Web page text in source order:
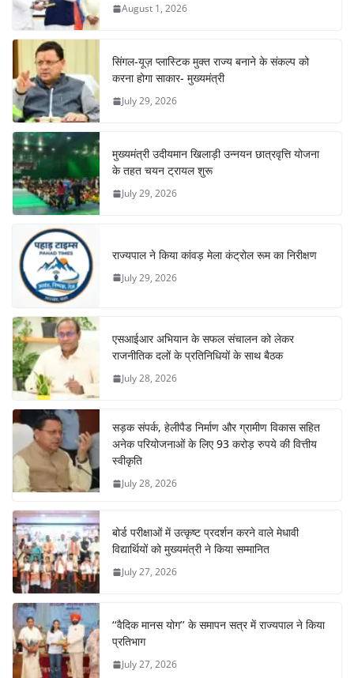
August 1, 2026
सिंगल-यूज़ प्लास्टिक मुक्त राज्य बनाने के संकल्प को
करना होगा साकार- मुख्यमंत्री
July 29, 2026
मुख्यमंत्री उदीयमान खिलाड़ी उन्नयन छात्रवृत्ति योजना
के तहत चयन ट्रायल शुरू
July 29, 2026
राज्यपाल ने किया कांवड़ मेला कंट्रोल रूम का निरीक्षण
July 29, 2026
एसआईआर अभियान के सफल संचालन को लेकर
राजनीतिक दलों के प्रतिनिधियों के साथ बैठक
July 28, 2026
सड़क संपर्क, हेलीपैड निर्माण और ग्रामीण विकास सहित
अनेक परियोजनाओं के लिए 93 करोड़ रुपये की वित्तीय
स्वीकृति
July 28, 2026
बोर्ड परीक्षाओं में उत्कृष्ट प्रदर्शन करने वाले मेधावी
विद्यार्थियों को मुख्यमंत्री ने किया सम्मानित
July 27, 2026
‘‘वैदिक मानस योग’’ के समापन सत्र में राज्यपाल ने किया
प्रतिभाग
July 27, 2026